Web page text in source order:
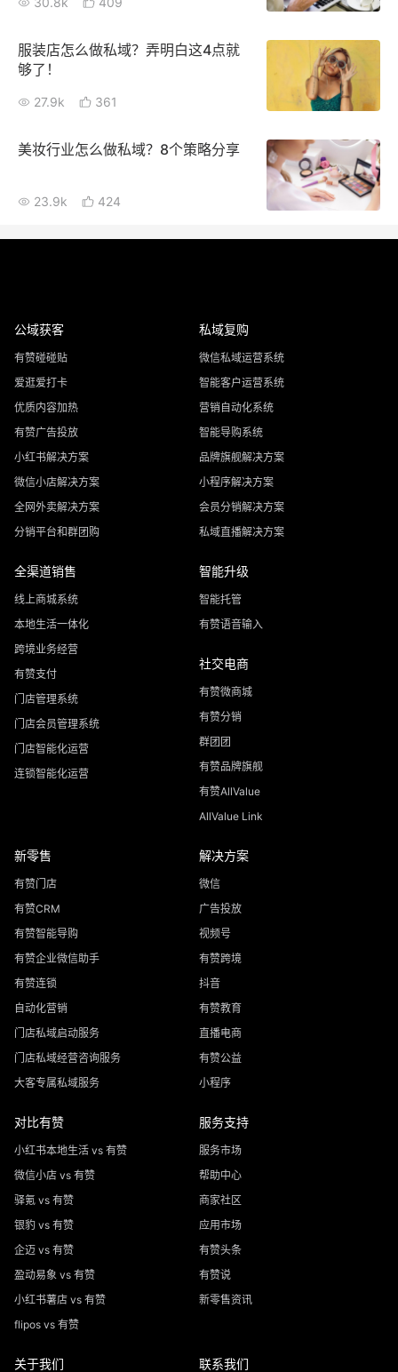
服装店怎么做私域？弄明白这4点就
够了！
27.9k 361
美妆行业怎么做私域？8个策略分享
23.9k 424
公域获客
有赞碰碰贴
爱逛爱打卡
优质内容加热
有赞广告投放
小红书解决方案
微信小店解决方案
全网外卖解决方案
分销平台和群团购
私域复购
微信私域运营系统
智能客户运营系统
营销自动化系统
智能导购系统
品牌旗舰解决方案
小程序解决方案
会员分销解决方案
私域直播解决方案
全渠道销售
线上商城系统
本地生活一体化
跨境业务经营
有赞支付
门店管理系统
门店会员管理系统
门店智能化运营
连锁智能化运营
智能升级
智能托管
有赞语音输入
社交电商
有赞微商城
有赞分销
群团团
有赞品牌旗舰
有赞AllValue
AllValue Link
新零售
有赞门店
有赞CRM
有赞智能导购
有赞企业微信助手
有赞连锁
自动化营销
门店私域启动服务
门店私域经营咨询服务
大客专属私域服务
解决方案
微信
广告投放
视频号
有赞跨境
抖音
有赞教育
直播电商
有赞公益
小程序
对比有赞
小红书本地生活 vs 有赞
微信小店 vs 有赞
驿氪 vs 有赞
银豹 vs 有赞
企迈 vs 有赞
盈动易象 vs 有赞
小红书薯店 vs 有赞
flipos vs 有赞
服务支持
服务市场
帮助中心
商家社区
应用市场
有赞头条
有赞说
新零售资讯
关于我们 联系我们